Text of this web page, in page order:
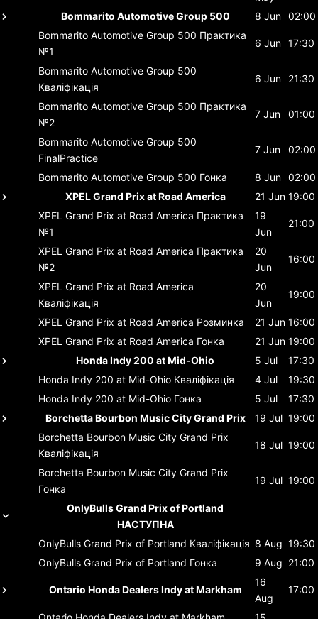
Bommarito Automotive Group 500 8 Jun 02:00
Bommarito Automotive Group 500 Практика
№1
6 Jun 17:30
Bommarito Automotive Group 500
Кваліфікація
6 Jun 21:30
Bommarito Automotive Group 500 Практика
№2
7 Jun 01:00
Bommarito Automotive Group 500
FinalPractice
7 Jun 02:00
Bommarito Automotive Group 500 Гонка 8 Jun 02:00
XPEL Grand Prix at Road America
21 Jun 19:00
XPEL Grand Prix at Road America Практика
№1
19
Jun
21:00
XPEL Grand Prix at Road America Практика
№2
20
Jun
16:00
XPEL Grand Prix at Road America
Кваліфікація
20
Jun
19:00
XPEL Grand Prix at Road America Розминка 21 Jun 16:00
XPEL Grand Prix at Road America Гонка 21 Jun 19:00
Honda Indy 200 at Mid-Ohio
5 Jul
17:30
Honda Indy 200 at Mid-Ohio Кваліфікація 4 Jul
19:30
Honda Indy 200 at Mid-Ohio Гонка 5 Jul
17:30
Borchetta Bourbon Music City Grand Prix
19 Jul 19:00
Borchetta Bourbon Music City Grand Prix
Кваліфікація
18 Jul 19:00
Borchetta Bourbon Music City Grand Prix
Гонка
19 Jul 19:00
OnlyBulls Grand Prix of Portland
НАСТУПНА
OnlyBulls Grand Prix of Portland Кваліфікація 8 Aug 19:30
OnlyBulls Grand Prix of Portland Гонка 9 Aug 21:00
Ontario Honda Dealers Indy at Markham
16
Aug
17:00